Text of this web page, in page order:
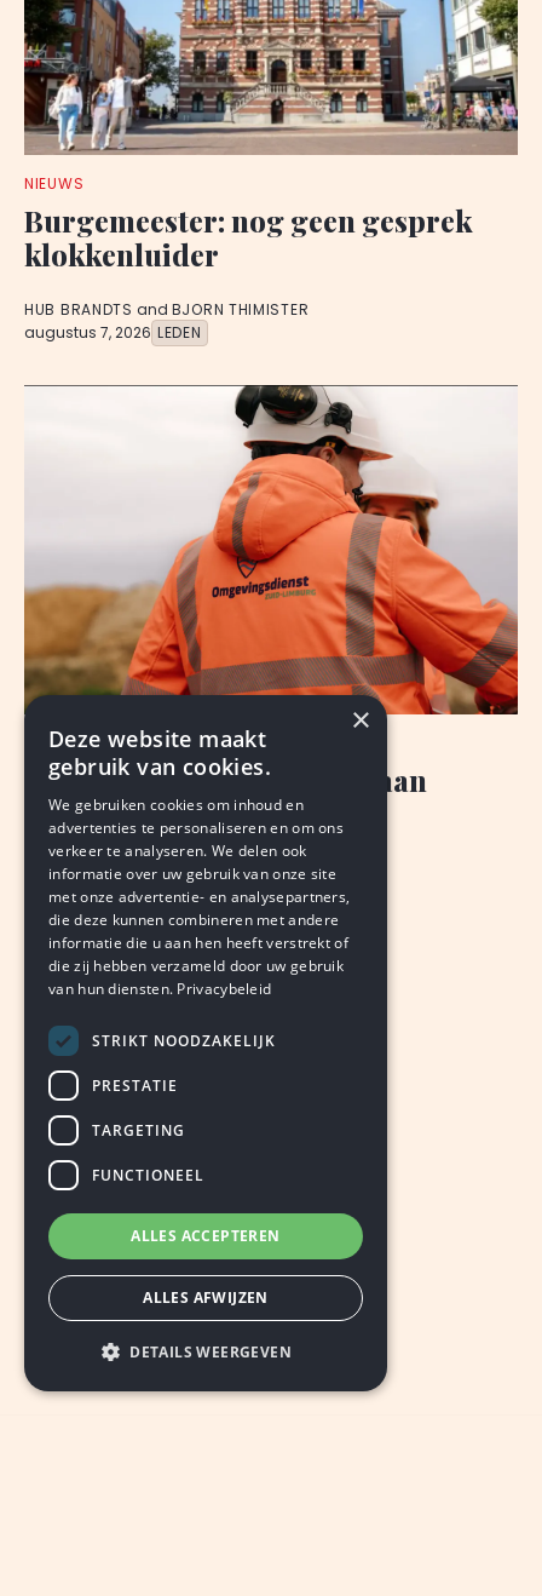
NIEUWS
Burgemeester: nog geen gesprek
klokkenluider
HUB BRANDTS and BJORN THIMISTER
augustus 7, 2026 LEDEN
NIEUWS
Omgevingsdienst voldoet aan
landelijke eisen
VAN ONZE REDACTIE
augustus 7, 2026 LEDEN
×
Deze website maakt
gebruik van cookies.
We gebruiken cookies om inhoud en
advertenties te personaliseren en om ons
verkeer te analyseren. We delen ook
informatie over uw gebruik van onze site
met onze advertentie- en analysepartners,
die deze kunnen combineren met andere
informatie die u aan hen heeft verstrekt of
die zij hebben verzameld door uw gebruik
van hun diensten. Privacybeleid
STRIKT NOODZAKELIJK
PRESTATIE
TARGETING
FUNCTIONEEL
ALLES ACCEPTEREN
ALLES AFWIJZEN
DETAILS WEERGEVEN